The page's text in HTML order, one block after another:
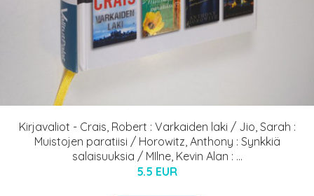
Kirjavaliot - Crais, Robert : Varkaiden laki / Jio, Sarah :
Muistojen paratiisi / Horowitz, Anthony : Synkkiä
salaisuuksia / MIlne, Kevin Alan : ...
5.5 EUR